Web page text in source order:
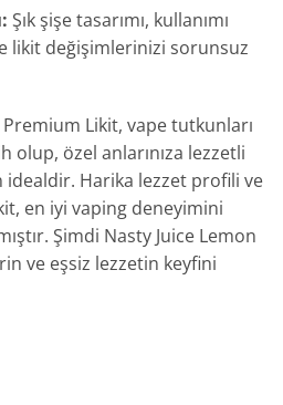
Şık şişe tasarımı, kullanımı
likit değişimlerinizi sorunsuz
Likit, vape tutkunları
özel anlarınıza lezzetli
Harika lezzet profili ve
en iyi vaping deneyimini
Şimdi Nasty Juice Lemon
ve eşsiz lezzetin keyfini